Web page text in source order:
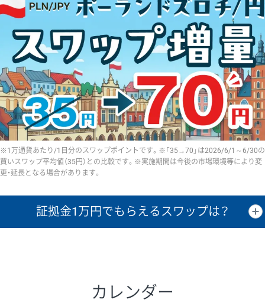
※1万通貨あたり/1日分のスワップポイントです。※「35→70」は2026/6/1～6/30の
買いスワップ平均値（35円）との比較です。※実施期間は今後の市場環境等により変
更・延長となる場合があります。
証拠金1万円でもらえるスワップは？
1万通貨
カレンダー